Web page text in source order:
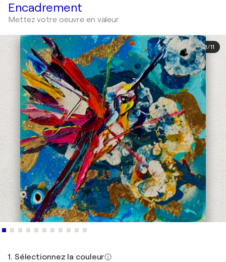
Encadrement
Mettez votre oeuvre en valeur
1/11
1. Sélectionnez la couleur